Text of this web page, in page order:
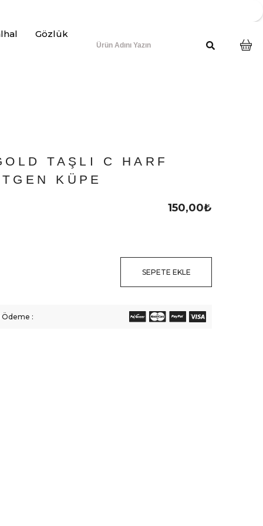
Gözlük
TAŞLI C HARF
KÜPE
150,00₺
SEPETE EKLE
Ödeme :